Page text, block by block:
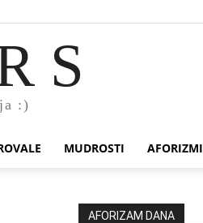
S
:)
MUDROSTI AFORIZMI
AFORIZAM DANA